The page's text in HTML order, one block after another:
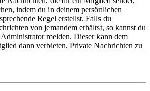
indem du in deinem persönlichen
Regel erstellst. Falls du
von jemandem erhältst, so kannst du
melden. Dieser kann dem
dann verbieten, Private Nachrichten zu